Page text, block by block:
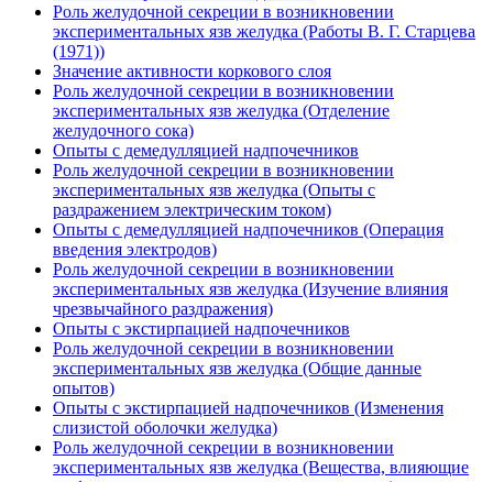
Роль желудочной секреции в возникновении
экспериментальных язв желудка (Работы В. Г. Старцева
(1971))
Значение активности коркового слоя
Роль желудочной секреции в возникновении
экспериментальных язв желудка (Отделение
желудочного сока)
Опыты с демедулляцией надпочечников
Роль желудочной секреции в возникновении
экспериментальных язв желудка (Опыты с
раздражением электрическим током)
Опыты с демедулляцией надпочечников (Операция
введения электродов)
Роль желудочной секреции в возникновении
экспериментальных язв желудка (Изучение влияния
чрезвычайного раздражения)
Опыты с экстирпацией надпочечников
Роль желудочной секреции в возникновении
экспериментальных язв желудка (Общие данные
опытов)
Опыты с экстирпацией надпочечников (Изменения
слизистой оболочки желудка)
Роль желудочной секреции в возникновении
экспериментальных язв желудка (Вещества, влияющие